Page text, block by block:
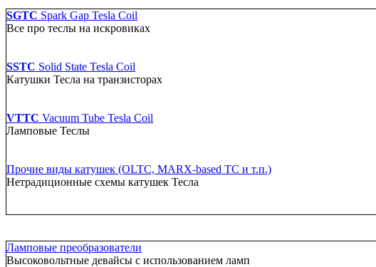
SGTC Spark Gap Tesla Coil
Все про теслы на искровиках
SSTC Solid State Tesla Coil
Катушки Тесла на транзисторах
VTTC Vacuum Tube Tesla Coil
Ламповые Теслы
Прочие виды катушек (OLTC, MARX-based TC и т.п.)
Нетрадиционные схемы катушек Тесла
Ламповые преобразователи
Высоковольтные девайсы с использованием ламп